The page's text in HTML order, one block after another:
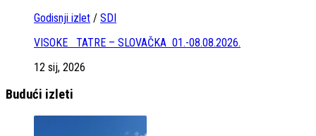
Godisnji izlet / SDI
VISOKE TATRE – SLOVAČKA 01.-08.08.2026.
12 sij, 2026
Budući izleti